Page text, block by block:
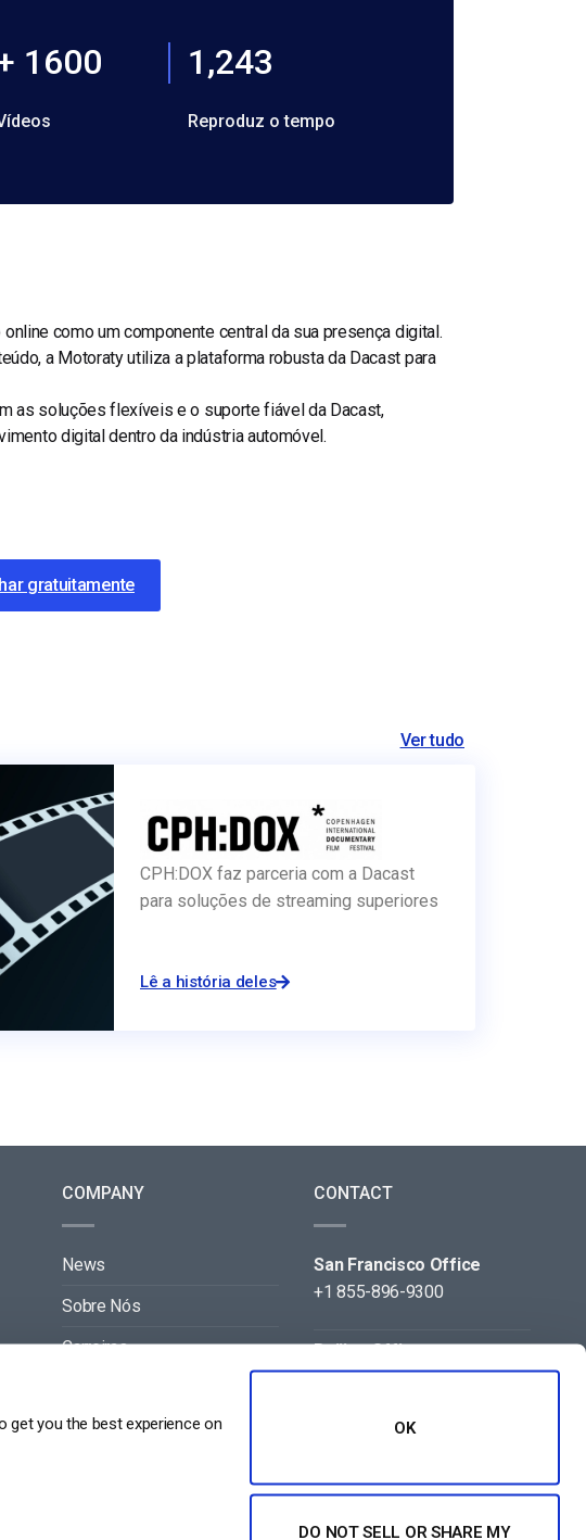
get you the best experience on
OK
DO NOT SELL OR SHARE MY
1600 1,243
Reproduz o tempo
como um componente central da sua presença digital.
a Motoraty utiliza a plataforma robusta da Dacast para
as soluções flexíveis e o suporte fiável da Dacast,
digital dentro da indústria automóvel.
gratuitamente
Ver tudo
CPH:DOX faz parceria com a Dacast
para soluções de streaming superiores
Lê a história deles
COMPANY
News
Sobre Nós
Carreiras
Parceiros
CONTACT
San Francisco Office
+1 855-896-9300
Beijing Office
+86 105-123-5043